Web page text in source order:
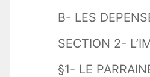
B- LES
SECTION 2-
§1- LE